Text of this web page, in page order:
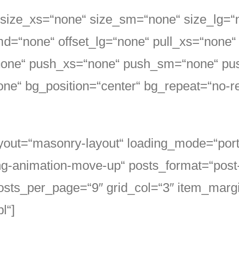
size_sm=“none“
offset_lg=“none“
push_xs=“none“ push_sm=“none“
bg_position=“center“ bg_repeat=“no-
layout“
animation-move-up“
grid_col=“3″